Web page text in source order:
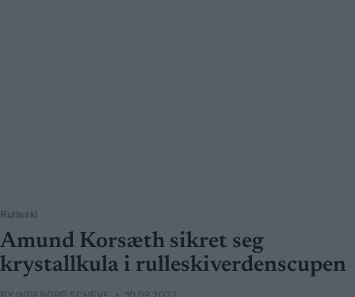
Rulleski
Amund Korsæth sikret seg
krystallkula i rulleskiverdenscupen